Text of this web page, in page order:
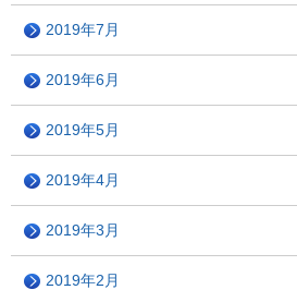
2019年7月
2019年6月
2019年5月
2019年4月
2019年3月
2019年2月